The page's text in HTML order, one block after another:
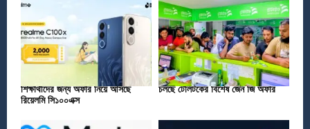
শিক্ষার্থীদের জন্য অফার নিয়ে আসছে
রিয়েলমি সি১০০এক্স
চলছে টেলিটকের বিশেষ জেন জি অফার